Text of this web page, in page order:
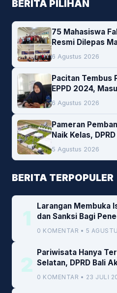
BERITA PILIHAN
75 Mahasiswa
Resmi Dilepas
Empat Pesan
6 Agustus 2026
Pacitan Tembus
EPPD 2024,
6 Agustus 2026
Pameran
Naik Kelas,
Lokal Jadi
5 Agustus 2026
BERITA TERPOPULER
1
Larangan Membuka
dan Sanksi Bagi
0 KOMENTAR • 5
2
Pariwisata Hanya
Selatan, DPRD Bali
0 KOMENTAR • 23 JULI